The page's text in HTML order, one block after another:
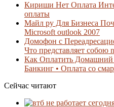
Кириши Нет Оплата
оплаты
Майл ру Для Бизнеса
Microsoft outlook 2007
Домофон с
Что представляет собою
Как Оплатить Домашний
Банкинг • Оплата со
Сейчас читают